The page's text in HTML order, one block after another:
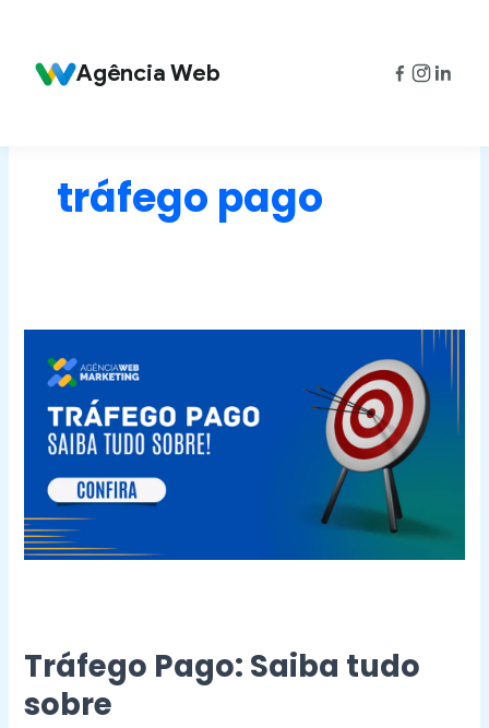
conteúdo Agência Web
tráfego pago
Tráfego Pago: Saiba tudo
sobre
Pago:
Saiba
tudo
sobre